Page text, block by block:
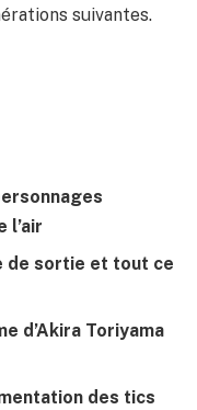
suivantes.
l’air
de sortie et tout ce
d’Akira Toriyama
des tics